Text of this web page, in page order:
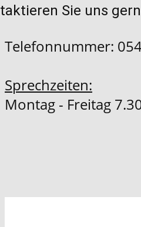
Sie uns
Telefonnummer:
Sprechzeiten:
Montag - Freitag